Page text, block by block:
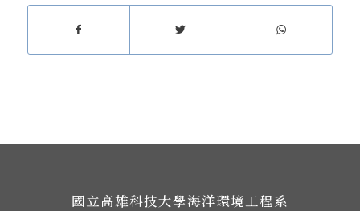
國立高雄科技大學海洋環境工程系